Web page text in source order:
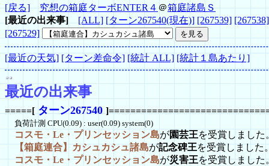
[戻る] 究想の箱庭ターボENTER４＠箱庭諸島Ｓ
[最近の出来事]
[ALL] [ターン267540(現在)] [267539] [267538]
[267529]
[最近の天気] [ターン差命令] [統計 ALL] [統計１島あたり]
最近の出来事
=====[ターン267540
負荷計測 CPU(0.09) : user(0.09) system(0)
コスモ・Le・プリンセッション島が園芸王を受賞しました
【箱庭連合】カシュカシュ諸島が記念碑王を受賞しました
コスモ・Le・プリンセッション島が災害王を受賞しました